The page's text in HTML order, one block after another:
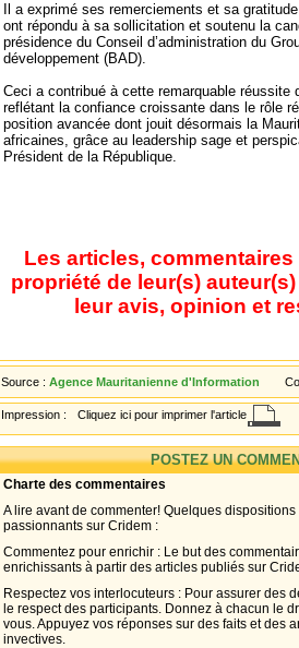
Il a exprimé ses remerciements et sa
ont répondu à sa sollicitation et soutenu la
présidence du Conseil d’administration du
développement (BAD).
Ceci a contribué à cette remarquable réussite
reflétant la confiance croissante dans le rôle
position avancée dont jouit désormais la
africaines, grâce au leadership sage et
Président de la République.
Les articles,
propriété de leur(s)
leur avis, opinion et
Source : Agence Mauritanienne d'Information
Impression : Cliquez ici pour imprimer l'article
POSTEZ UN
Charte des commentaires
A lire avant de commenter! Quelques
passionnants sur Cridem :
Commentez pour enrichir : Le but des
enrichissants à partir des articles publiés sur
Respectez vos interlocuteurs : Pour assurer des
le respect des participants. Donnez à chacun le
vous. Appuyez vos réponses sur des faits et des
invectives.